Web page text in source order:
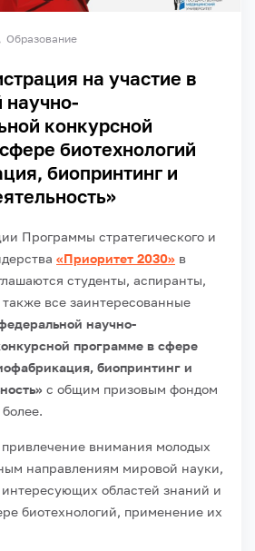
Образование
на участие в
научно-
конкурсной
биотехнологий
биопринтинг и
Программы стратегического и
«Приоритет 2030» в
студенты, аспиранты,
все заинтересованные
научно-
программе в сфере
биопринтинг и
с общим призовым фондом
более.
привлечение внимания молодых
направлениям мировой науки,
областей знаний и
биотехнологий, применение их